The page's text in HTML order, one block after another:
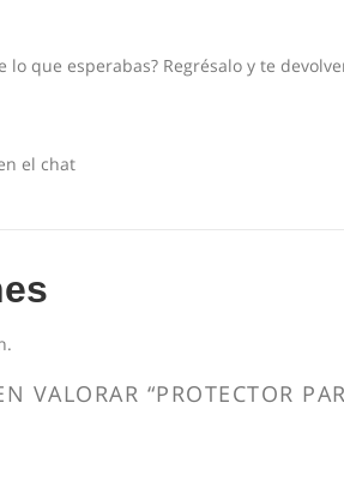
lo que esperabas? Regrésalo y te
el chat
VALORAR “PROTECTOR